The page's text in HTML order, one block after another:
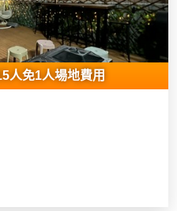
人免1人場地費用